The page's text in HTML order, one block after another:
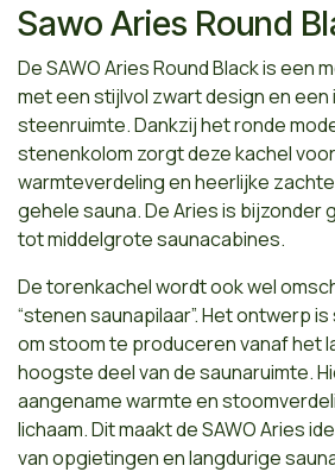
Sawo Aries Round
De SAWO Aries Round Black is een
met een stijlvol zwart design en
steenruimte. Dankzij het ronde
stenenkolom zorgt deze kachel
warmteverdeling en heerlijke
gehele sauna. De Aries is bijzonder
tot middelgrote saunacabines.
De torenkachel wordt ook wel
“stenen saunapilaar”. Het ontwerp
om stoom te produceren vanaf het
hoogste deel van de saunaruimte.
aangename warmte en
lichaam. Dit maakt de SAWO Aries
van opgietingen en langdurige